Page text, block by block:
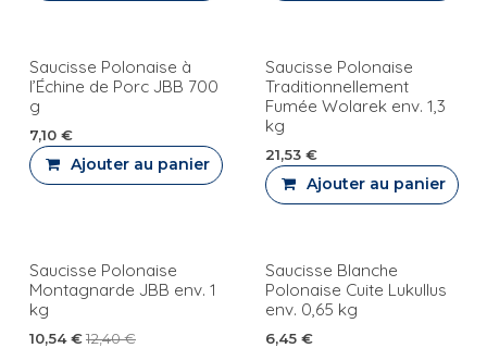
PROMO
Saucisse Polonaise à
l’Échine de Porc JBB 700
g
7,10 €
Ajouter au panier
PROMO
Saucisse Polonaise
Traditionnellement
Fumée Wolarek env. 1,3
kg
21,53€
Ajouter au panier
Saucisse Polonaise
Montagnarde JBB env. 1
kg
10,54€12,40€
PROMO
Saucisse Blanche
Polonaise Cuite Lukullus
env. 0,65 kg
6,45€